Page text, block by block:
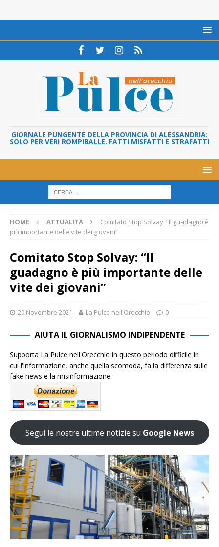
GIORNALE PUNGENTE DELLA PROVINCIA DI ALESSANDRIA:
SOLO PER VERI ROMPIBALLE. FATTI MISFATTI E STRAFATTI
HOME ATTUALITÀ
Comitato Stop Solvay: “Il guadagno è
più importante delle vite dei giovani”
Comitato Stop Solvay: “Il
guadagno è più importante delle
vite dei giovani”
20 Novembre 2021 La Pulce nell'Orecchio 0
AIUTA IL GIORNALISMO INDIPENDENTE
Supporta La Pulce nell'Orecchio in questo periodo difficile in
cui l'informazione, anche quella scomoda, fa la differenza sulle
fake news e la misinformazione.
Segui le nostre ultime notizie su Google News